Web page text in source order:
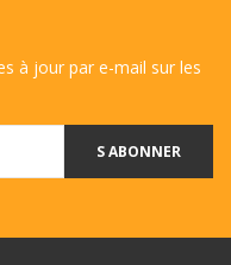
à jour par e-mail sur les
S ABONNER